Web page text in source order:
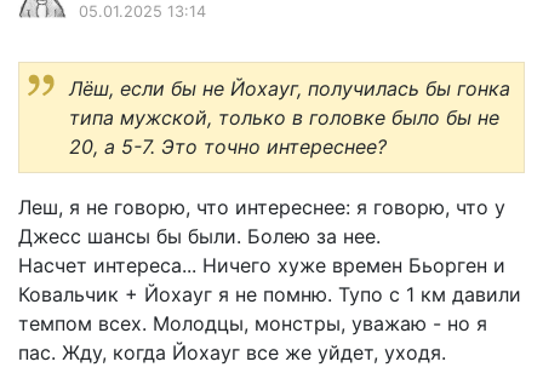
05.01.2025 13:14
Лёш, если бы не Йохауг, получилась бы гонка
типа мужской, только в головке было бы не
20, а 5-7. Это точно интереснее?
Леш, я не говорю, что интереснее: я говорю, что у
Джесс шансы бы были. Болею за нее.
Насчет интереса... Ничего хуже времен Бьорген и
Ковальчик + Йохауг я не помню. Тупо с 1 км давили
темпом всех. Молодцы, монстры, уважаю - но я
пас. Жду, когда Йохауг все же уйдет, уходя.